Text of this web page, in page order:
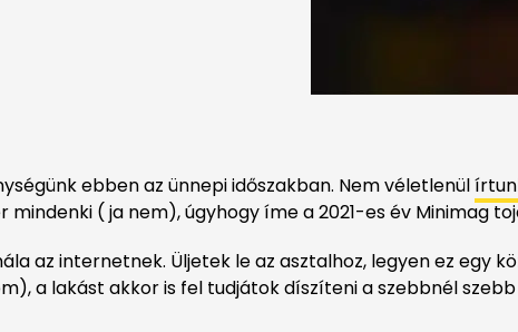
ebben az ünnepi időszakban. Nem véletlenül
( ja nem), úgyhogy íme a 2021-es év Minimag
az internetnek. Üljetek le az asztalhoz, legyen ez egy
a lakást akkor is fel tudjátok díszíteni a szebbnél